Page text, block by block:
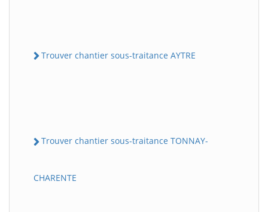
Trouver chantier sous-traitance AYTRE
Trouver chantier sous-traitance TONNAY-
CHARENTE